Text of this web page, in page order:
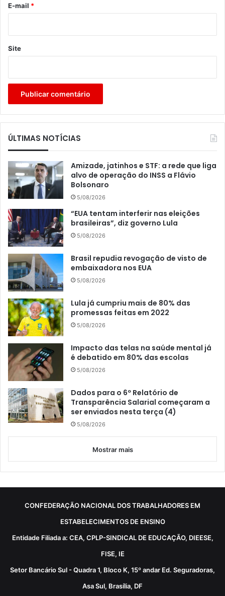
*
E-mail *
Site
ÚLTIMAS NOTÍCIAS
Amizade, jatinhos e STF: a rede que liga
alvo de operação do INSS a Flávio
Bolsonaro
5/08/2026
“EUA tentam interferir nas eleições
brasileiras”, diz governo Lula
5/08/2026
Brasil repudia revogação de visto de
embaixadora nos EUA
5/08/2026
Lula já cumpriu mais de 80% das
promessas feitas em 2022
5/08/2026
Impacto das telas na saúde mental já
é debatido em 80% das escolas
5/08/2026
Dados para o 6º Relatório de
Transparência Salarial começaram a
ser enviados nesta terça (4)
5/08/2026
Mostrar mais
CONFEDERAÇÃO NACIONAL DOS TRABALHADORES EM
ESTABELECIMENTOS DE ENSINO
Entidade Filiada a: CEA, CPLP-SINDICAL DE EDUCAÇÃO, DIEESE,
FISE, IE
Setor Bancário Sul - Quadra 1, Bloco K, 15º andar Ed. Seguradoras,
Asa Sul, Brasília, DF